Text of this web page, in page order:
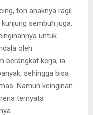
toh anaknya ragil
sembuh juga.
untuk
oleh
berangkat kerja, ia
sehingga bisa
Namun keinginan
ternyata